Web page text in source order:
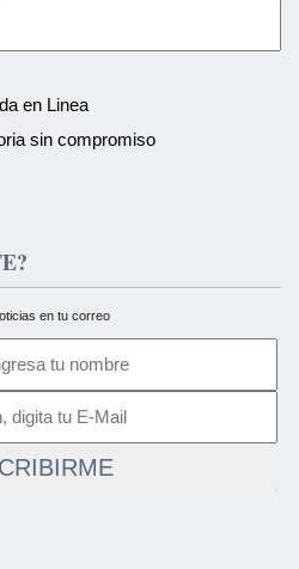
en Linea
sin compromiso
en tu correo